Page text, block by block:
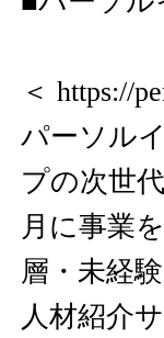
＜ https://
パーソル
プの次世
月に事業
層・未経
人材紹介